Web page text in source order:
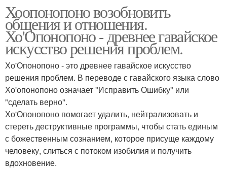
Хоопонопоно возобновить
общения и отношения.
Хо'Опонопоно - древнее гавайское
искусство решения проблем.
Хо'Опонопоно - это древнее гавайское искусство
решения проблем. В переводе с гавайского языка слово
Хо'опонопоно означает "Исправить Ошибку" или
"сделать верно".
Хо'Опонопоно помогает удалить, нейтрализовать и
стереть деструктивные программы, чтобы стать единым
с божественным сознанием, которое присуще каждому
человеку, слиться с потоком изобилия и получить
вдохновение.